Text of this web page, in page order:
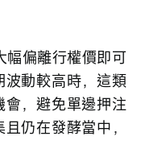
幅偏離行權價即可
動較高時，這類
，避免單邊押注
仍在發酵當中，